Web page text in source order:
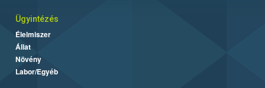
Ügyintézés
Élelmiszer
Állat
Növény
Labor/Egyéb